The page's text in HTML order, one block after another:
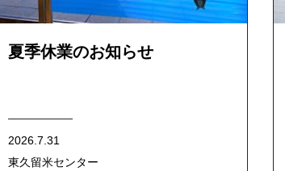
夏季休業のお知らせ
2026.7.31
東久留米センター